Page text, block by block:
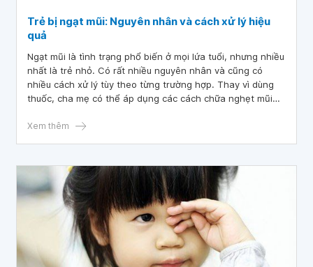
Trẻ bị ngạt mũi: Nguyên nhân và cách xử lý hiệu
quả
Ngạt mũi là tình trạng phổ biến ở mọi lứa tuổi, nhưng nhiều
nhất là trẻ nhỏ. Có rất nhiều nguyên nhân và cũng có
nhiều cách xử lý tùy theo từng trường hợp. Thay vì dùng
thuốc, cha mẹ có thể áp dụng các cách chữa nghẹt mũi
Xem thêm